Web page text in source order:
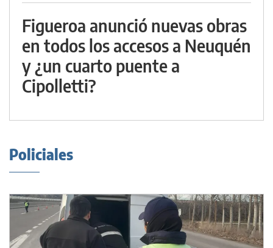
Figueroa anunció nuevas obras
en todos los accesos a Neuquén
y ¿un cuarto puente a
Cipolletti?
Policiales